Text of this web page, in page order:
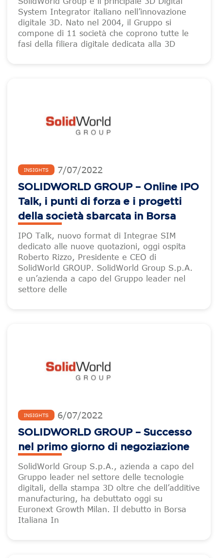
System Integrator italiano nell’innovazione
digitale 3D. Nato nel 2004, il Gruppo si
compone di 11 società che coprono tutte le
fasi della filiera digitale dedicata alla 3D
INSIGHTS 7/07/2022
SOLIDWORLD GROUP – Online IPO
Talk, i punti di forza e i progetti
della società sbarcata in Borsa
IPO Talk, nuovo format di Integrae SIM
dedicato alle nuove quotazioni, oggi ospita
Roberto Rizzo, Presidente e CEO di
SolidWorld GROUP. SolidWorld Group S.p.A.
e un’azienda a capo del Gruppo leader nel
settore delle
INSIGHTS 6/07/2022
SOLIDWORLD GROUP – Successo
nel primo giorno di negoziazione
SolidWorld Group S.p.A., azienda a capo del
Gruppo leader nel settore delle tecnologie
digitali, della stampa 3D oltre che dell’additive
manufacturing, ha debuttato oggi su
Euronext Growth Milan. Il debutto in Borsa
Italiana In